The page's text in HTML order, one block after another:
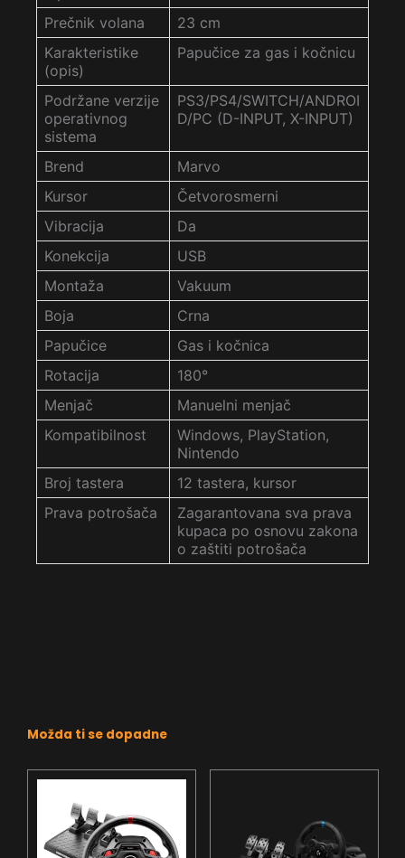
Prečnik volana
23 cm
Karakteristike
(opis)
Papučice za gas i kočnicu
Podržane verzije
operativnog
sistema
PS3/PS4/SWITCH/ANDROI
D/PC (D-INPUT, X-INPUT)
Brend
Marvo
Kursor
Četvorosmerni
Vibracija
Da
Konekcija
USB
Montaža
Vakuum
Boja
Crna
Papučice
Gas i kočnica
Rotacija
180°
Menjač
Manuelni menjač
Kompatibilnost
Windows, PlayStation,
Nintendo
Broj tastera
12 tastera, kursor
Prava potrošača
Zagarantovana sva prava
kupaca po osnovu zakona
o zaštiti potrošača
Možda ti se dopadne